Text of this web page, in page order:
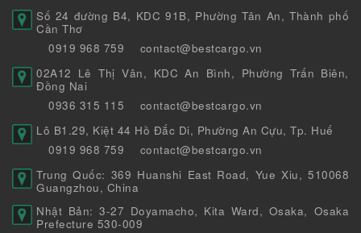
Số 24 đường B4, KDC 91B, Phường Tân An, Thành phố
Cần Thơ
0919 968 759
contact@bestcargo.vn
02A12 Lê Thị Vân, KDC An Bình, Phường Trấn Biên,
Đồng Nai
0936 315 115
contact@bestcargo.vn
Lô B1.29, Kiệt 44 Hồ Đắc Di, Phường An Cựu, Tp. Huế
0919 968 759
contact@bestcargo.vn
Trung Quốc: 369 Huanshi East Road, Yue Xiu, 510068
Guangzhou, China
Nhật Bản: 3-27 Doyamacho, Kita Ward, Osaka, Osaka
Prefecture 530-009